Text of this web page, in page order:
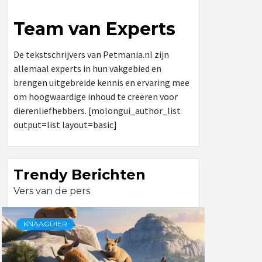
Team van Experts
De tekstschrijvers van Petmania.nl zijn
allemaal experts in hun vakgebied en
brengen uitgebreide kennis en ervaring mee
om hoogwaardige inhoud te creëren voor
dierenliefhebbers. [molongui_author_list
output=list layout=basic]
Trendy Berichten
Vers van de pers
KNAAGDIER